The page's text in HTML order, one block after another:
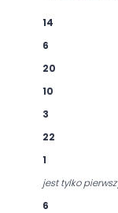
14
6
20
10
3
22
1
jest tylko
6